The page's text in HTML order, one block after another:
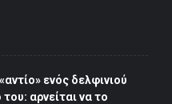
ενός δελφινιού
αρνείται να το